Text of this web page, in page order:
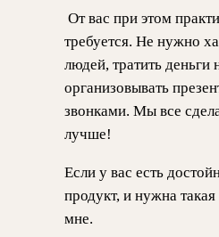
От вас при этом
требуется. Не нужно
людей, тратить деньги
организовывать
звонками. Мы все
лучше!
Если у вас есть
продукт, и нужна
мне.